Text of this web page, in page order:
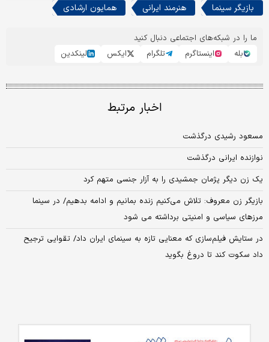
بازیگر سینما هنرمند ایرانی همایون ارشادی
ما را در شبکه‌های اجتماعی دنبال کنید
بله
اینستاگرم تلگرام ایکس لینکدین
اخبار مرتبط
مسعود رشیدی درگذشت
نوازنده ایرانی درگذشت
یک زن دیگر پژمان جمشیدی را به آزار جنسی متهم کرد
بازیگر زن معروف: تلاش می‌کنیم زنده بمانیم و ادامه بدهیم/ در سینما
مرزهای سیاسی و امنیتی برداشته می شود
در ستایش فیلم‌سازی که معنایی تازه به سینمای ایران داد/ تقوایی ترجیح
داد سکوت کند تا دروغ بگوید